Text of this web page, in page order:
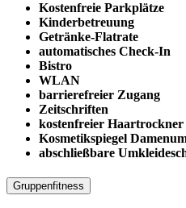
Kostenfreie Parkplätze
Kinderbetreuung
Getränke-Flatrate
automatisches Check-In
Bistro
WLAN
barrierefreier Zugang
Zeitschriften
kostenfreier Haartrockner
Kosmetikspiegel
abschließbare
Gruppenfitness